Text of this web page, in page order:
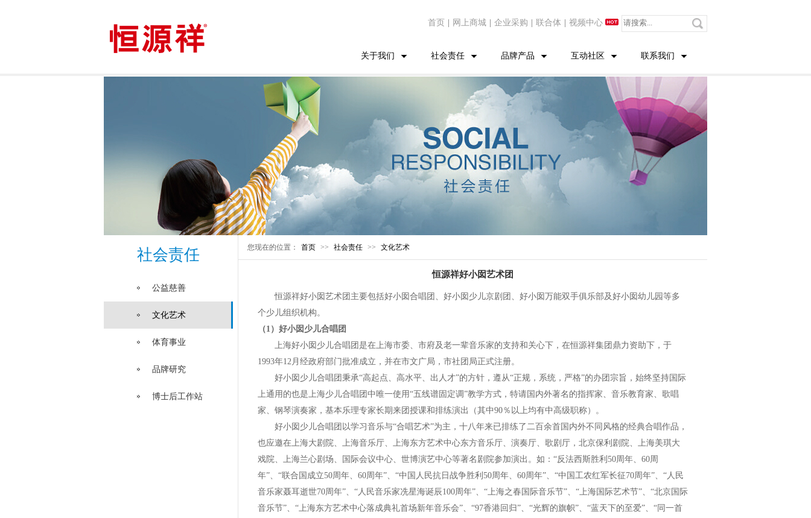
首页 网上商城 企业采购 联合体 视频中心
关于我们 社会责任 品牌产品 互动社区 联系我们
社会责任
公益慈善
文化艺术
体育事业
品牌研究
博士后工作站
您现在的位置： 首页 >> 社会责任 >> 文化艺术
恒源祥好小囡艺术团
恒源祥好小囡艺术团主要包括好小囡合唱团、好小囡少儿京剧团、好小囡万能双手俱乐部及好小囡幼儿园等多
个少儿组织机构。
（1）好小囡少儿合唱团
上海好小囡少儿合唱团是在上海市委、市府及老一辈音乐家的支持和关心下，在恒源祥集团鼎力资助下，于
1993年12月经政府部门批准成立，并在市文广局，市社团局正式注册。
好小囡少儿合唱团秉承“高起点、高水平、出人才”的方针，遵从“正规，系统，严格”的办团宗旨，始终坚持国际
上通用的也是上海少儿合唱团中唯一使用“五线谱固定调”教学方式，特请国内外著名的指挥家、音乐教育家、歌唱
家、钢琴演奏家，基本乐理专家长期来团授课和排练演出（其中90％以上均有中高级职称）。
好小囡少儿合唱团以学习音乐与“合唱艺术”为主，十八年来已排练了二百余首国内外不同风格的经典合唱作品，
也应邀在上海大剧院、上海音乐厅、上海东方艺术中心东方音乐厅、演奏厅、歌剧厅，北京保利剧院、上海美琪大
戏院、上海兰心剧场、国际会议中心、世博演艺中心等著名剧院参加演出。如：“反法西斯胜利50周年、60周
年”、“联合国成立50周年、60周年”、“中国人民抗日战争胜利50周年、60周年”、“中国工农红军长征70周年”、“人民
音乐家聂耳逝世70周年”、“人民音乐家冼星海诞辰100周年”、“上海之春国际音乐节”、“上海国际艺术节”、“北京国际
音乐节”、“上海东方艺术中心落成典礼首场新年音乐会”、“97香港回归”、“光辉的旗帜”、“蓝天下的至爱”、“同一首